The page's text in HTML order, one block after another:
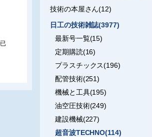
技術の本屋さん(12)
日工の技術雑誌(3977)
最新号一覧(15)
定期購読(16)
プラスチックス(196)
配管技術(251)
機械と工具(195)
油空圧技術(249)
建設機械(227)
超音波TECHNO(114)